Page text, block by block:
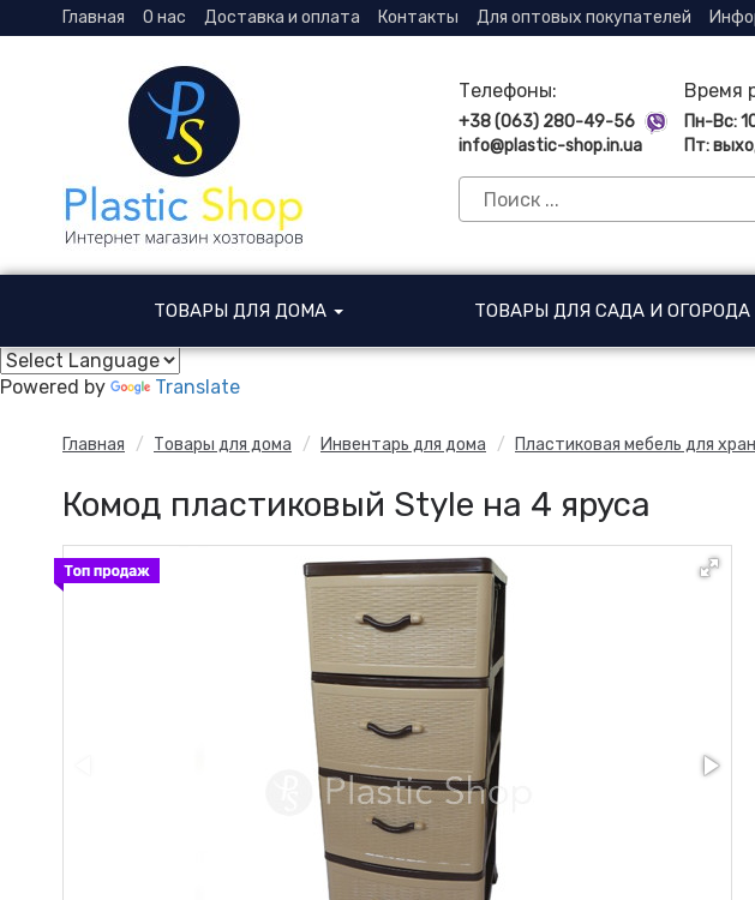
Главная О нас Доставка и оплата Контакты Для оптовых покупателей
Телефоны:
+38 (063) 280-49-56
info@plastic-shop.in.ua
Время
Пн-Вс:
Пт:
ТОВАРЫ ДЛЯ ДОМА ТОВАРЫ ДЛЯ САДА И ОГОРОДА
Powered by Translate
Главная Товары для дома Инвентарь для дома Пластиковая мебель для
Комод пластиковый Style на 4 яруса